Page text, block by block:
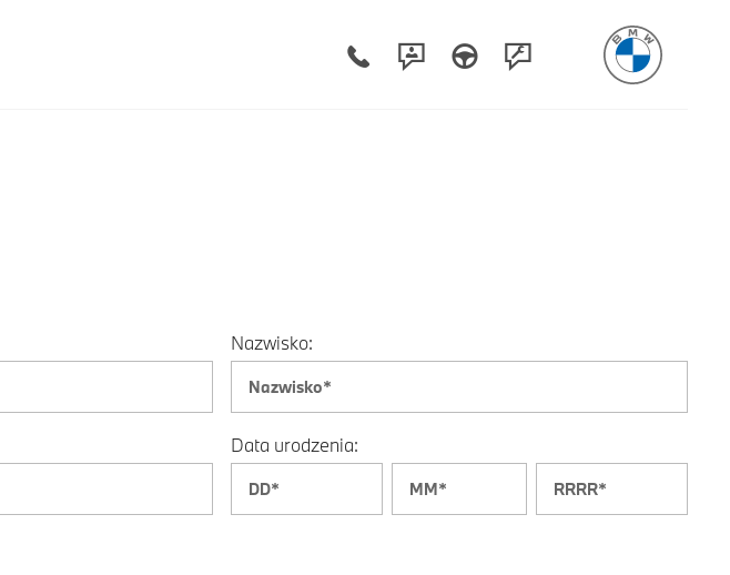
Nazwisko:
Data urodzenia: